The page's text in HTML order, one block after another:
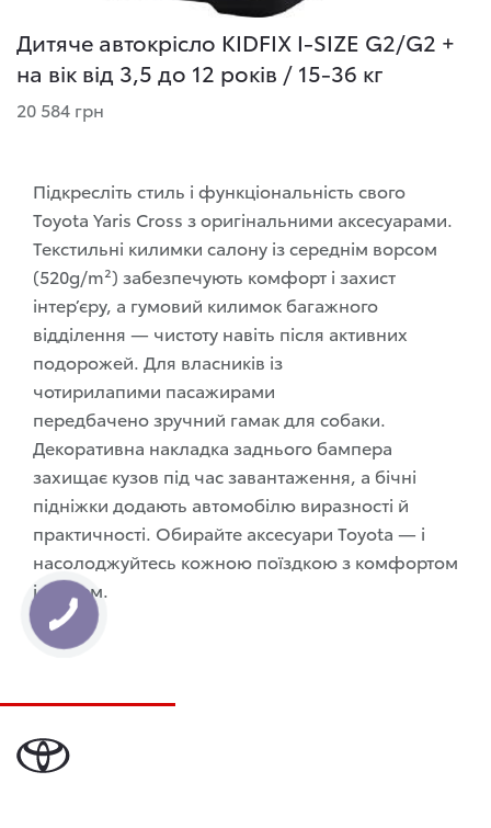
Дитяче автокрісло KIDFIX I-SIZE G2/G2 +
на вік від 3,5 до 12 років / 15-36 кг
20 584 грн
Підкресліть стиль і функціональність свого
Toyota Yaris Cross з оригінальними аксесуарами.
Текстильні килимки салону із середнім ворсом
(520g/m²) забезпечують комфорт і захист
інтер’єру, а гумовий килимок багажного
відділення — чистоту навіть після активних
подорожей. Для власників із
чотирилапими пасажирами
передбаченозручний гамак для собаки.
Декоративна накладка заднього бампера
захищає кузов під час завантаження, а бічні
підніжки додають автомобілю виразності й
практичності. Обирайте аксесуари Toyota — і
насолоджуйтесь кожною поїздкою з комфортом
і стилем.